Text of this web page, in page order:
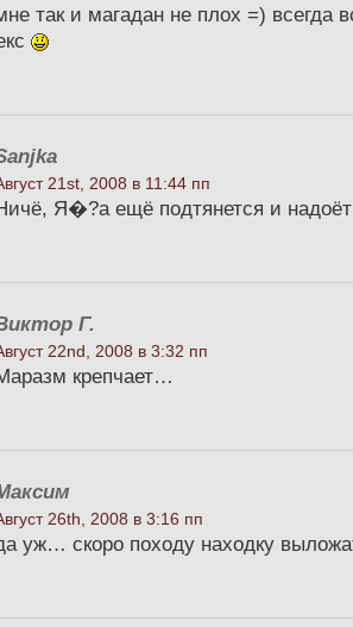
так и магадан не плох =) всегда
21st, 2008 в 11:44 пп
Я�?а ещё подтянется и
Г.
22nd, 2008 в 3:32 пп
крепчает…
26th, 2008 в 3:16 пп
уж… скоро походу находку